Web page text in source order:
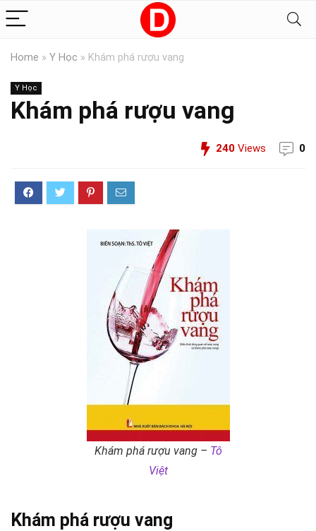
Home » Y Học » Khám phá rượu vang
Y Học
Khám phá rượu vang
240 Views 0
Khám phá rượu vang – Tô
Việt
Khám phá rượu vang